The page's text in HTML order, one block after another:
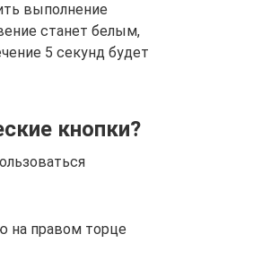
выполнение
станет белым,
5 секунд будет
кнопки?
на правом торце